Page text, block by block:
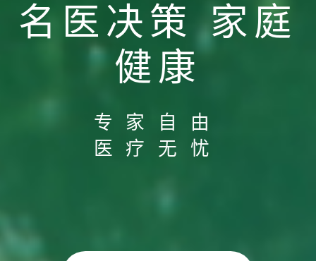
名医决策 家庭
健康
专家自由
医疗无忧